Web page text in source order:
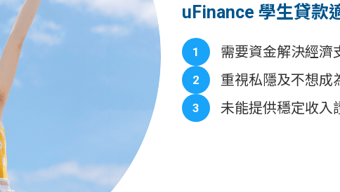
uFinance 學生貸款
1 需要資金解決經濟
2 重視私隱及不想成
3 未能提供穩定收入